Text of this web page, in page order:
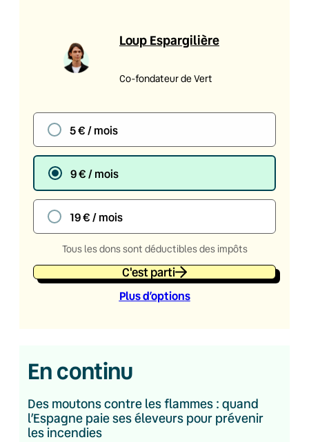
Loup Espargilière
Co-fondateur de Vert
5 € / mois
9 € / mois
19 € / mois
Tous les dons sont déductibles des impôts
C'est parti
Plus d’options
En continu
Des moutons contre les flammes : quand
l’Espagne paie ses éleveurs pour prévenir
les incendies